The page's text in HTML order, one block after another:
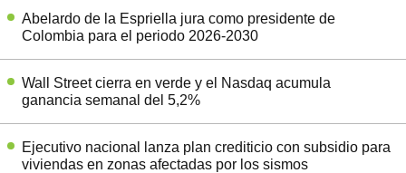
Abelardo de la Espriella jura como presidente de
Colombia para el periodo 2026-2030
Wall Street cierra en verde y el Nasdaq acumula
ganancia semanal del 5,2%
Ejecutivo nacional lanza plan crediticio con subsidio para
viviendas en zonas afectadas por los sismos